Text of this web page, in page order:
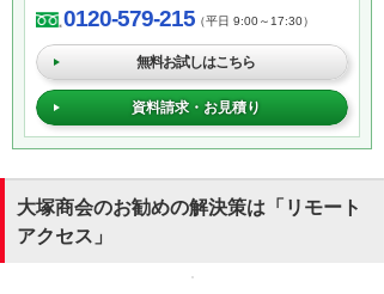
0120-579-215（平日 9:00～17:30）
無料お試しはこちら
資料請求・お見積り
大塚商会のお勧めの解決策は「リモート
アクセス」